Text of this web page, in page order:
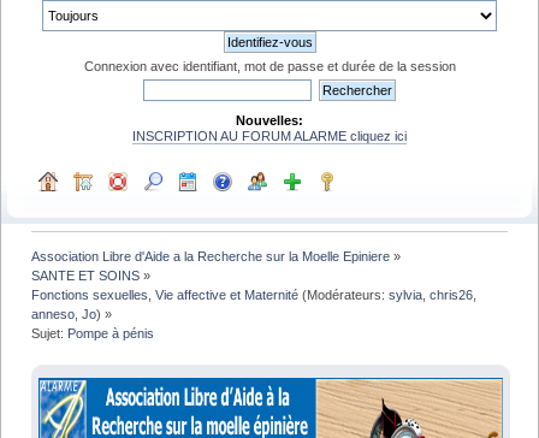
Connexion avec identifiant, mot de passe et durée de la session
Nouvelles:
INSCRIPTION AU FORUM ALARME cliquez ici
Association Libre d'Aide a la Recherche sur la Moelle Epiniere »
SANTE ET SOINS »
Fonctions sexuelles, Vie affective et Maternité (Modérateurs:sylvia ,chris26
anneso ,Jo) »
Sujet: Pompe à pénis